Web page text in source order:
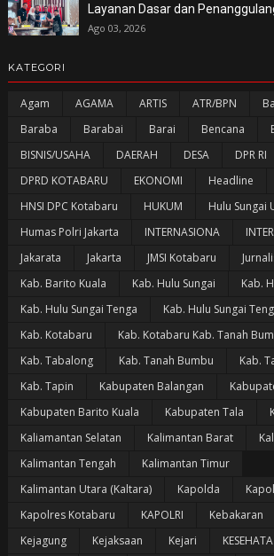
Layanan Dasar dan
Ago 03, 2026
KATEGORI
Agam AGAMA ARTIS ATR/BPN
Baraba
Barabai Barai Bencana
BISNIS/USAHA
DAERAH DESA DPR RI
DPRD KOTABARU
EKONOMI Headline
HNSI DPC Kotabaru
HUKUM
Hulu Sungai
Humas Polri Jakarta
INTERNASIONA
Jakarata
Jakarta JMSI Kotabaru
Kab. Barito Kuala
Kab. Hulu Sungai
Kab.
Kab. Hulu Sungai Tenga
Kab. Hulu Sungai
Kab. Kotabaru
Kab. Kotabaru Kab. Tanah
Kab. Tabalong
Kab. Tanah Bumbu
Kab.
Kab. Tapin
Kabupaten Balangan
Kabupaten Barito Kuala
Kabupaten Tala
Kaliamantan Selatan
Kalimantan Barat
Kalimantan Tengah
Kalimantan Timur
Kalimantan Utara (Kaltara)
Kapolda
Kapolres Kotabaru
KAPOLRI Kebakaran
Kejagung
Kejaksaan Kejari KESEHATA